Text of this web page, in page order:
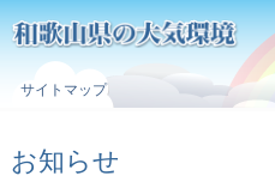
サイトマップ
お知らせ